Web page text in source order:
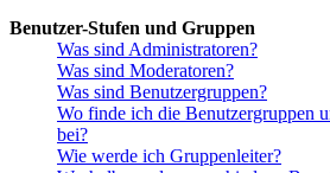
Benutzer-Stufen und Gruppen
Was sind Administratoren?
Was sind Moderatoren?
Was sind Benutzergruppen?
Wo finde ich die Benutzergruppen
bei?
Wie werde ich Gruppenleiter?